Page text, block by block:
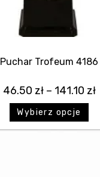
Puchar Trofeum 4186
46.50 zł – 141.10 zł
Wybierz opcje